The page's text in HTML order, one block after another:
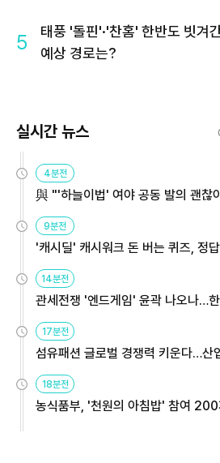
5
태풍 '돌핀'·'찬홈' 한반도 빗겨
예상 경로는?
실시간 뉴스
4분전
與 "'하늘이법' 여야 공동 발의 괜찮
9분전
'캐시딜' 캐시워크 돈 버는 퀴즈, 정
14분전
관세전쟁 '엔드게임' 윤곽 나오나…
용해야
17분전
섬유패션 글로벌 경쟁력 키운다…
원
18분전
농식품부, '천원의 아침밥' 참여 200